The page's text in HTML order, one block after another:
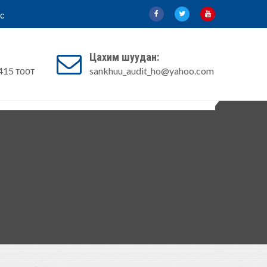
тоот
Цахим шуудан:
sankhuu_audit_ho@yahoo.com